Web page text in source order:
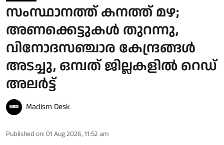
സംസ്ഥാനത്ത് കനത്ത് മഴ;
അണക്കെട്ടുകള്‍ തുറന്നു,
വിനോദസഞ്ചാര കേന്ദ്രങ്ങള്‍
അടച്ചു, ഒമ്പത് ജില്ലകളില്‍ റെഡ്
അലര്‍ട്ട്
Madism Desk
Published on: 01 Aug 2026, 11:52 am